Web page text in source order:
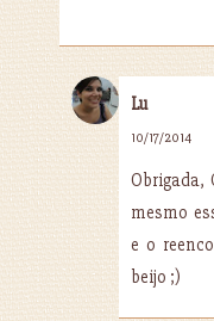
Lu
10/17/2014
Obrigada,
mesmo
e o
beijo ;)